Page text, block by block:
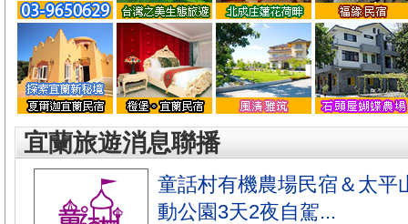
宜蘭旅遊消息聯播
童話村有機農場民宿＆太平
動公園3天2夜自駕...